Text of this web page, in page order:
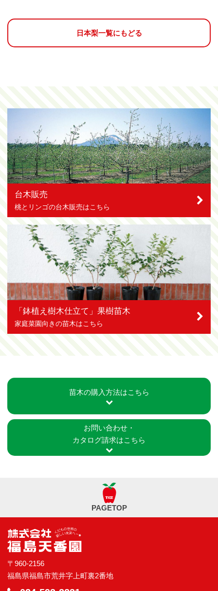
日本梨一覧にもどる
台木販売
桃とリンゴの台木販売はこちら
「鉢植え樹木仕立て」果樹苗木
家庭菜園向きの苗木はこちら
苗木の購入方法はこちら
お問い合わせ・
カタログ請求はこちら
PAGETOP
〒960-2156
福島県福島市荒井字上町裏2番地